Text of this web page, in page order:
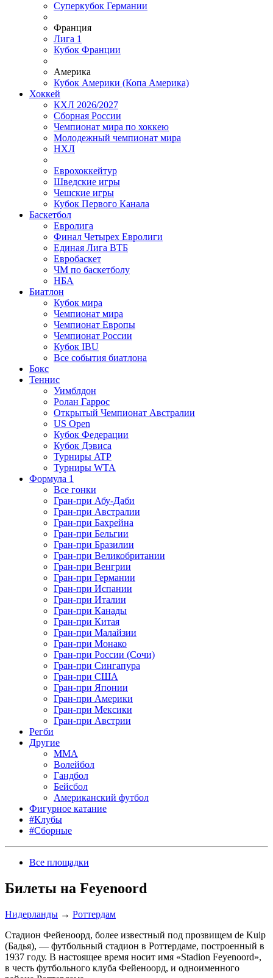
Суперкубок Германии
Франция
Лига 1
Кубок Франции
Америка
Кубок Америки (Копа Америка)
Хоккей
КХЛ 2026/2027
Сборная России
Чемпионат мира по хоккею
Молодежный чемпионат мира
НХЛ
Еврохоккейтур
Шведские игры
Чешские игры
Кубок Первого Канала
Баскетбол
Евролига
Финал Четырех Евролиги
Единая Лига ВТБ
Евробаскет
ЧМ по баскетболу
НБА
Биатлон
Кубок мира
Чемпионат мира
Чемпионат Европы
Чемпионат России
Кубок IBU
Все события биатлона
Бокс
Теннис
Уимблдон
Ролан Гаррос
Открытый Чемпионат Австралии
US Open
Кубок Федерации
Кубок Дэвиса
Турниры ATP
Турниры WTA
Формула 1
Все гонки
Гран-при Абу-Даби
Гран-при Австралии
Гран-при Бахрейна
Гран-при Бельгии
Гран-при Бразилии
Гран-при Великобритании
Гран-при Венгрии
Гран-при Германии
Гран-при Испании
Гран-при Италии
Гран-при Канады
Гран-при Китая
Гран-при Малайзии
Гран-при Монако
Гран-при России (Сочи)
Гран-при Сингапура
Гран-при США
Гран-при Японии
Гран-при Америки
Гран-при Мексики
Гран-при Австрии
Регби
Другие
MMA
Волейбол
Гандбол
Бейсбол
Американский футбол
Фигурное катание
#Клубы
#Сборные
Все площадки
Билеты на Feyenoord
Нидерланды → Роттердам
Стадион Фейеноорд, более известный под прозвищем de Kuip
(Бадья), — футбольный стадион в Роттердаме, построенный в
1937 году. В настоящее время носит имя «Stadion Feyenoord»,
в честь футбольного клуба Фейеноорд, и одноименного